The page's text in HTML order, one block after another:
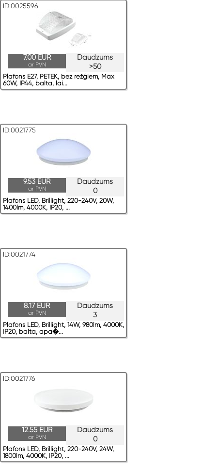
ID:0025596
Daudzums
>50
7.00 EUR
ar PVN
Plafons E27, PETEK, bez režģiem, Max
60W, IP44, balta, lai...
ID:0021775
Daudzums
0
9.53 EUR
ar PVN
Plafons LED, Brillight, 220-240V, 20W,
1400lm, 4000K, IP20, ...
ID:0021774
Daudzums
3
8.17 EUR
ar PVN
Plafons LED, Brillight, 14W, 980lm, 4000K,
IP20, balta, apa�...
ID:0021776
Daudzums
0
12.55 EUR
ar PVN
Plafons LED, Brillight, 220-240V, 24W,
1800lm, 4000K, IP20, ...